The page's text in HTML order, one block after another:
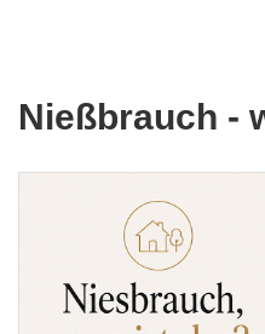
Nießbrauch -